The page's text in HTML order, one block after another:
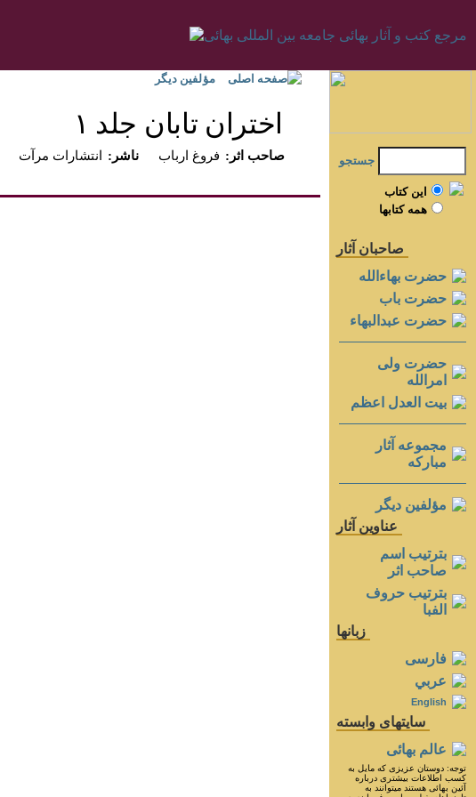
صفحه اصلی مؤلفين ديگر
اختران تابان جلد ۱‏
انتشارات مرآت :ناشر فروغ ارباب
:صاحب اثر
جستجو
اين کتاب
همه کتابها
صاحبان آثار
حضرت بهاءالله
حضرت باب
حضرت عبدالبهاء
حضرت ولی
امرالله
بيت العدل اعظم
مجموعه آثار
مباركه
مؤلفين ديگر
عناوين آثار
بترتيب اسم
صاحب اثر
بترتيب حروف
الفبا
زبانها
فارسی
عربي
English
سايتهای وابسته
عالم بهائی
توجه: دوستان عزيزى كه مايل به
كسب اطلاعات بيشترى درباره
آئين بهائى هستند ميتوانند به